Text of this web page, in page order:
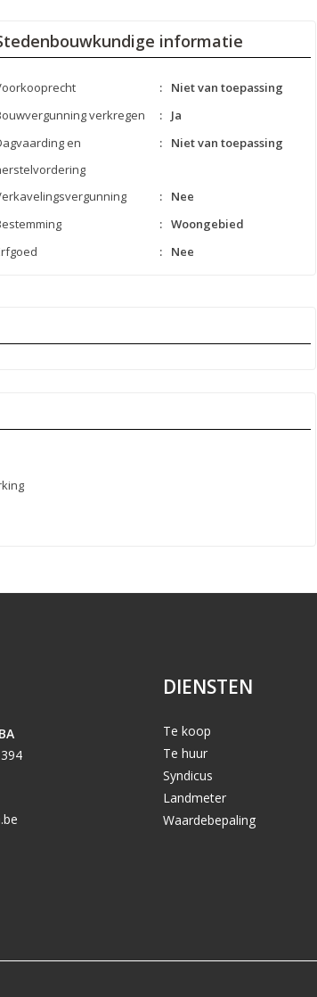
informatie
:
Niet van toepassing
verkregen
:
Ja
en
: Niet van toepassing
:
Nee
: Woongebied
: Nee
DIENSTEN
Te koop
Te huur
Syndicus
Landmeter
Waardebepaling